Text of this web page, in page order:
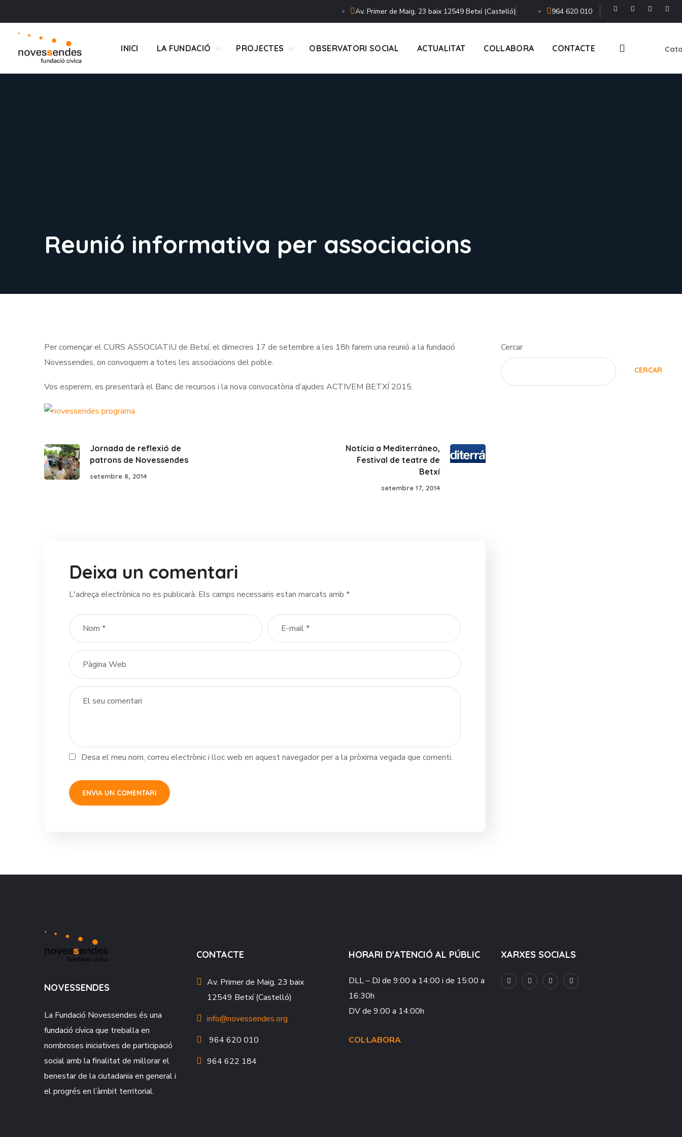
Av. Primer de Maig, 23 baix 12549 Betxí (Castelló) 964 620 010
INICI LA FUNDACIÓ PROJECTES OBSERVATORI SOCIAL ACTUALITAT COL·LABORA CONTACTE
Reunió informativa per associacions
Per començar el CURS ASSOCIATIU de Betxí, el dimecres 17 de setembre a les 18h farem una reunió a la fundació
Novessendes, on convoquem a totes les associacions del poble.
Vos esperem, es presentarà el Banc de recursos i la nova convocatòria d’ajudes ACTIVEM BETXÍ 2015.
Jornada de reflexió de
patrons de Novessendes
setembre 8, 2014
Notícia a Mediterráneo,
Festival de teatre de
Betxí
setembre 17, 2014
Deixa un comentari
L'adreça electrònica no es publicarà. Els camps necessaris estan marcats amb *
Desa el meu nom, correu electrònic i lloc web en aquest navegador per a la pròxima vegada que comenti.
Cercar
CERCAR
NOVESSENDES
La Fundació Novessendes és una
fundació cívica que treballa en
nombroses iniciatives de participació
social amb la finalitat de millorar el
benestar de la ciutadania en general i
el progrés en l’àmbit territorial.
CONTACTE
Av. Primer de Maig, 23 baix
12549 Betxí (Castelló)
info@novessendes.org
964 620 010
964 622 184
HORARI D'ATENCIÓ AL PÚBLIC
DLL – DJ de 9:00 a 14:00 i de 15:00 a
16:30h
DVde 9:00 a 14:00h
COL·LABORA
XARXES SOCIALS